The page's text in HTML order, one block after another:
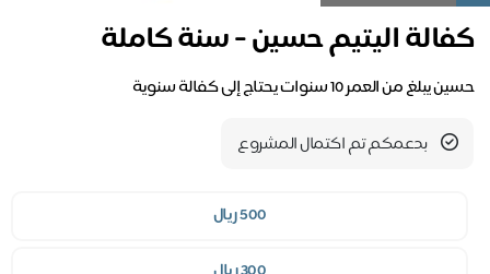
اليتيم حسين - سنة كاملة
من العمر 10 سنوات يحتاج إلى كفالة سنوية
بدعمكم تم اكتمال المشروع